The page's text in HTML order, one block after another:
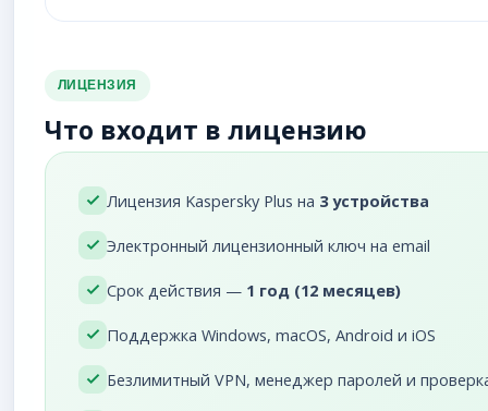
ЛИЦЕНЗИЯ
Что входит в лицензию
Лицензия Kaspersky Plus на 3 устройства
Электронный лицензионный ключ на email
Срок действия — 1 год (12 месяцев)
Поддержка Windows, macOS, Android и iOS
Безлимитный VPN, менеджер паролей и